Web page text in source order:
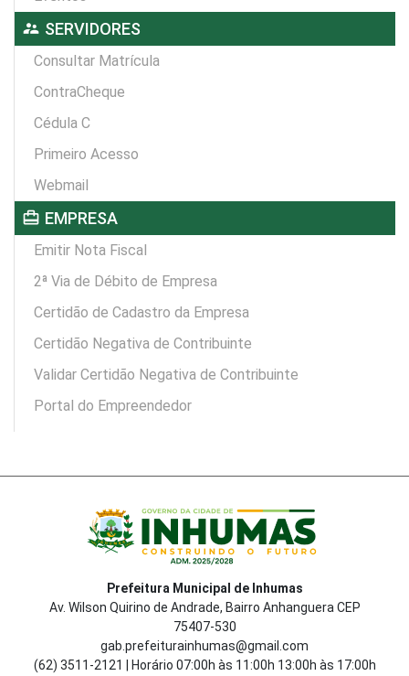
supervisor_account SERVIDORES
Consultar Matrícula
ContraCheque
Cédula C
Primeiro Acesso
Webmail
card_travel EMPRESA
Emitir Nota Fiscal
2ª Via de Débito de Empresa
Certidão de Cadastro da Empresa
Certidão Negativa de Contribuinte
Validar Certidão Negativa de Contribuinte
Portal do Empreendedor
Prefeitura Municipal de Inhumas
Av. Wilson Quirino de Andrade, Bairro Anhanguera CEP
75407-530
gab.prefeiturainhumas@gmail.com
(62) 3511-2121 | Horário 07:00h às 11:00h 13:00h às 17:00h